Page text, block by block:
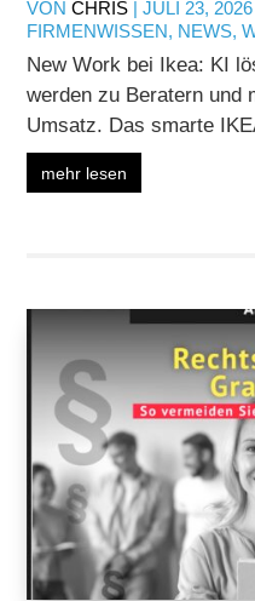
VONCHRIS |JULI 23, 2026
FIRMENWISSEN, NEWS,
New Work bei Ikea: KI
werden zu Beratern und
Umsatz. Das smarte
mehr lesen